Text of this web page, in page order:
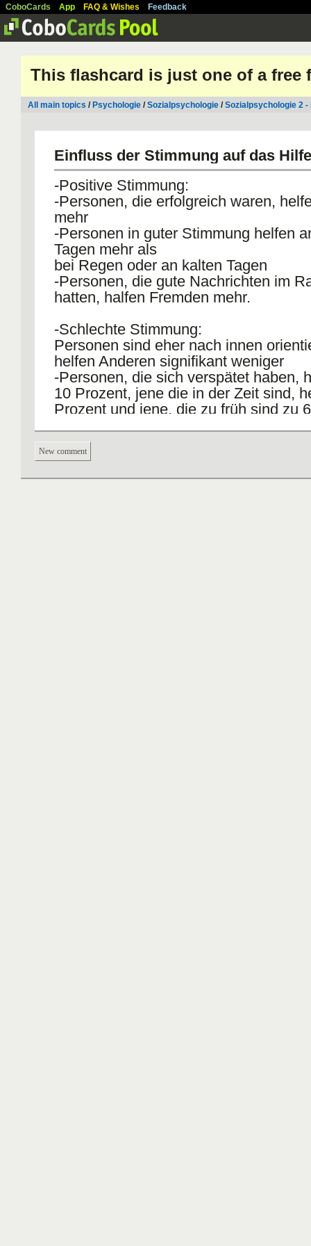
CoboCards App FAQ & Wishes Feedback
This flashcard is just one of a free
All main topics / Psychologie /Sozialpsychologie /Sozialpsychologie 2 -
Einfluss der Stimmung auf das
-Positive Stimmung:
-Personen, die erfolgreich waren,
mehr
-Personen in guter Stimmung helfen
Tagen mehr als
bei Regen oder an kalten Tagen
-Personen, die gute Nachrichten im
hatten, halfen Fremden mehr.
-Schlechte Stimmung:
Personen sind eher nach innen
helfen Anderen signifikant weniger
-Personen, die sich verspätet haben,
10 Prozent, jene die in der Zeit sind,
Prozent und jene, die zu früh sind zu
mehr. Man möchte sein Image
New comment